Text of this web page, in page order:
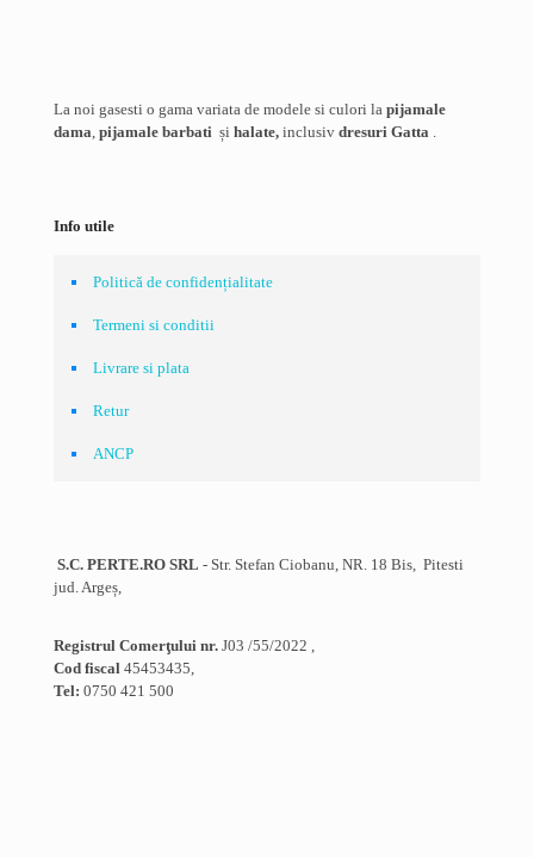
La noi gasesti o gama variata de modele si culori la pijamale
dama, pijamale barbati și halate, inclusiv dresuri Gatta .
Info utile
Politică de confidențialitate
Termeni si conditii
Livrare si plata
Retur
ANCP
S.C. PERTE.RO SRL - Str. Stefan Ciobanu, NR. 18 Bis, Pitesti
jud. Argeș,
Registrul Comerţului nr. J03 /55/2022 ,
Cod fiscal 45453435,
Tel: 0750 421 500